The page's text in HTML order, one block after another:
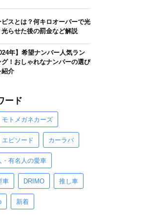
ビスとは？何キロオーバーで光
光らせた後の罰金など解説
年】希望ナンバー人気ラン
グ！おしゃれなナンバーの選び
紹介
ード
モトメガネカーズ
エピソード カーラバ
・有名人の愛車
車 DRIMO 推し車
新着